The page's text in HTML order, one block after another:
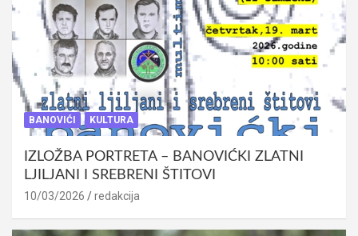
BANOVIĆI KULTURA
IZLOŽBA PORTRETA – BANOVIĆKI ZLATNI
LJILJANI I SREBRENI ŠTITOVI
10/03/2026 redakcija